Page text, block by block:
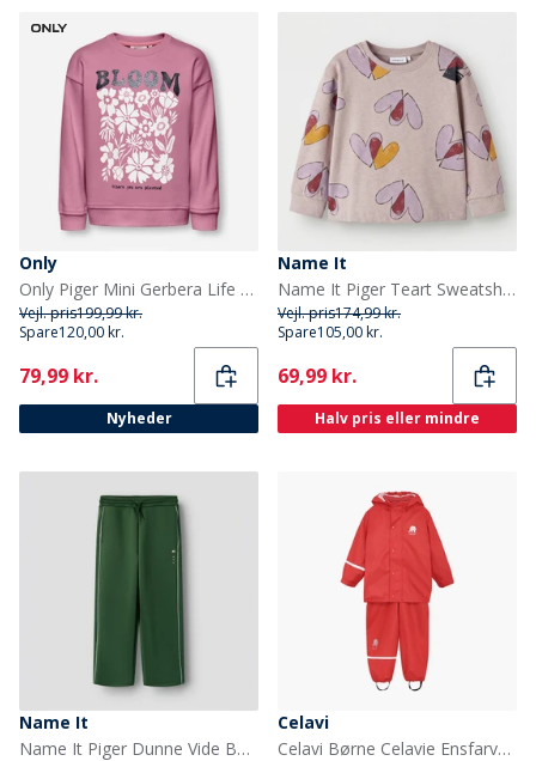
Only
Only Piger Mini Gerbera Life Sweatshirt Mauve Orchid
Vejl. pris199,99 kr.
Spare120,00 kr.
Current
79,99 kr.
Nyheder
Name It
Name It Piger Teart Sweatshirt Lilac Marble
Vejl. pris174,99 kr.
Spare105,00 kr.
Current
69,99 kr.
Halv pris eller mindre
Name It
Name It Piger Dunne Vide Ben Joggingbukser Greener Pastures
Celavi
Celavi Børne Celavie Ensfarvet PU Basis Regntøjs Sæt Baked Apple